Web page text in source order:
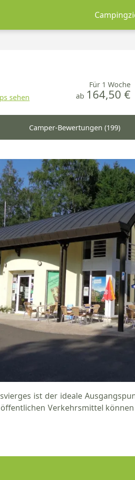
sehen
Für 1 Woche
ab 164,50 €
Camper-Bewertungen (199)
ist der ideale
Verkehrsmittel